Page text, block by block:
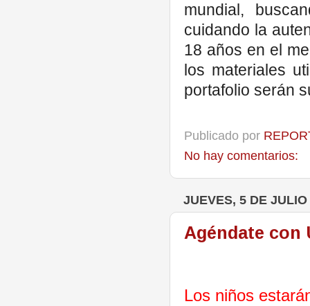
mundial,
cuidando la
18 años en el
los materiales
portafolio serán
Publicado por
No hay comentarios:
JUEVES, 5 DE
Agéndate con
Los niños